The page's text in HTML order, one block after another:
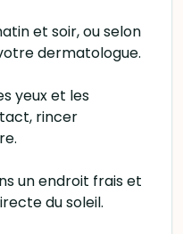
et soir, ou selon
dermatologue.
yeux et les
rincer
un endroit frais et
du soleil.